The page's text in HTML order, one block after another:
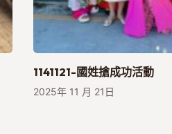
1141121-國姓搶成功活動
2025年 11 月 21日